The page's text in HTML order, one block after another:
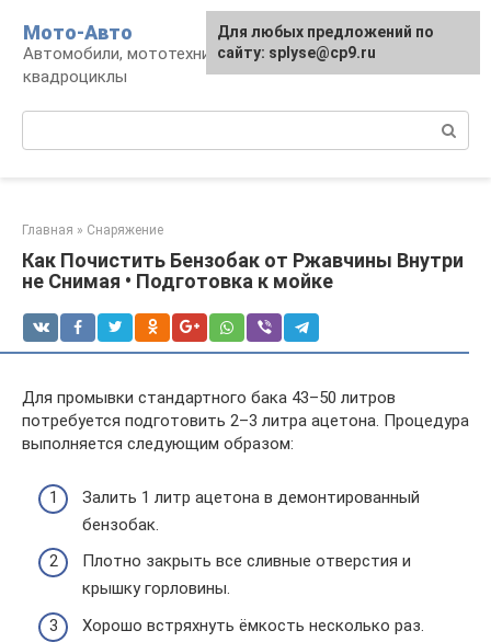
контенту
Мото-Авто
Автомобили, мототехника, снегоходы,
квадроциклы
Главная » Снаряжение
Как Почистить Бензобак от Ржавчины Внутри
не Снимая • Подготовка к мойке
Для промывки стандартного бака 43–50 литров
потребуется подготовить 2–3 литра ацетона. Процедура
выполняется следующим образом:
Залить 1 литр ацетона в демонтированный
бензобак.
Плотно закрыть все сливные отверстия и
крышку горловины.
Хорошо встряхнуть ёмкость несколько раз.
Для любых предложений по
сайту: splyse@cp9.ru